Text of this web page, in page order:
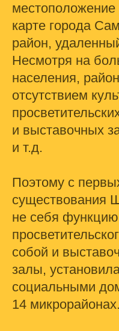
карте города
район,
Несмотря на
населения,
отсутствием
и выставочных
и т.д.
Поэтому с
существования
не себя функцию
собой и
залы,
социальными
14 микрорайонах.